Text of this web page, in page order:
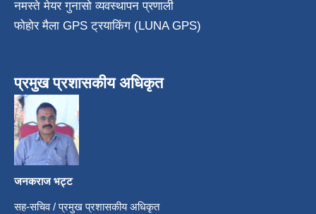
नमस्ते मेयर गुनासो व्यवस्थापन प्रणाली
फोहोर मैला GPS ट्रयाकिंग (LUNA GPS)
प्रमुख प्रशासकीय अधिकृत
जनकराज भट्ट
सह-सचिव / प्रमुख प्रशासकीय अधिकृत